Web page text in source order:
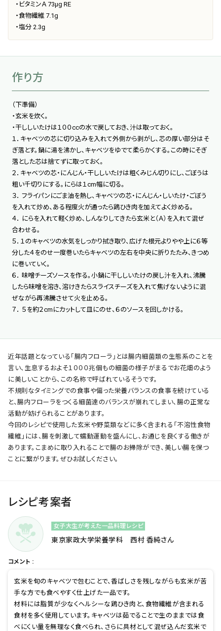
・ビタミンＡ 73μg RE
・食物繊維 7.1g
・塩分 2.3g
作り方
（下準備）
・玄米を炊く。
・干ししいたけは１００ccの水で戻しておき、汁は取っておく。
１．キャベツの芯に切り込みを入れて外側から剥がし、芯の厚い部分はそ
ぎ落とす。鍋に湯を沸かし、キャベツをゆでて柔らかくする。この時にそぎ
落とした芯は捨てずに取っておく。
２．キャベツの芯・にんじん・干ししいたけは粗くみじん切りにし、ごぼうは
粗い千切りにする。にらは１cm幅に切る。
３． フライパンにごま油を熱し、キャベツの芯・にんじん・しいたけ・ごぼう
を入れて炒め、ある程度火が通ったら鶏ひき肉を加えてよく炒める。
４． にらを入れて軽く炒め、しんなりしてきたら玄米と（Ａ）を入れて混ぜ
合わせる。
５．１のキャベツの水気をしっかり拭き取り、広げた根元よりやや上に６等
分した４をのせ一度巻いたらキャベツの左右を中央に折りたたみ、きつめ
に巻いていく。
６． 味噌チーズソースを作る。小鍋に干ししいたけの戻し汁を入れ、沸騰
したら味噌を溶き、溶けきたらスライスチーズを入れて焦げないように混
ぜながら再沸騰させて火を止める。
７． ５を約２cmにカットして皿にのせ、６のソースを回しかける。
近年話題となっている「腸内フローラ」とは腸内細菌類の生態系のことを
言い、生息するおよそ１０００兆個もの細菌の様子がまるでお花畑のよう
に美しいことから、この名称で呼ばれているそうです。
不規則なタイミングでの食事や偏った栄養バランスの食事を続けている
と、腸内フローラをつくる細菌達のバランスが崩れてしまい、腸の正常な
活動が妨げられることがあります。
今回のレシピで使用した玄米や野菜類などに多く含まれる「不溶性食物
繊維」には、腸を刺激して蠕動運動を盛んにし、お通じを良くする働きが
あります。こまめに取り入れることで腸のお掃除ができ、美しい腸を保つ
ことに繋がります。ぜひお試しください。
レシピ考案者
女子大生が考えた一品料理レシピ
東京家政大学栄養学科 西村 香純さん
コメント :
玄米を旬のキャベツで包むことで、香ばしさを残しながらも玄米が苦
手な方でも食べやすく仕上げた一品です。
材料には脂質が少なくヘルシーな鶏ひき肉と、食物繊維が含まれる
食材を多く使用しています。キャベツは茹でることで生のままでは食
べにくい量を無理なく食べられ、さらに具材として混ぜ込んだ玄米で